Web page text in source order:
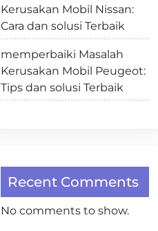
Kerusakan Mobil Nissan:
Cara dan solusi Terbaik
memperbaiki Masalah
Kerusakan Mobil Peugeot:
Tips dan solusi Terbaik
Recent Comments
No comments to show.